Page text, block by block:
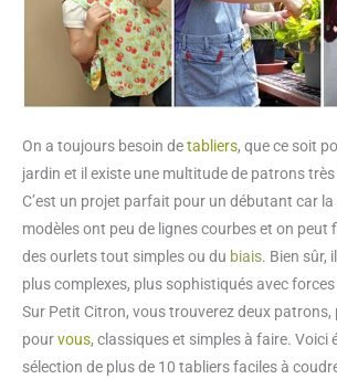
On a toujours besoin detabliers, que ce soit
jardin et il existe une multitude de patrons
C’est un projet parfait pour un débutant car
modèles ont peu de lignes courbes et on peut
des ourlets tout simples ou du biais. Bien sûr,
plus complexes, plus sophistiqués avec
Sur Petit Citron, vous trouverez deux patrons,
pourvous, classiques et simples à faire. Voici
sélection de plus de 10 tabliers faciles à